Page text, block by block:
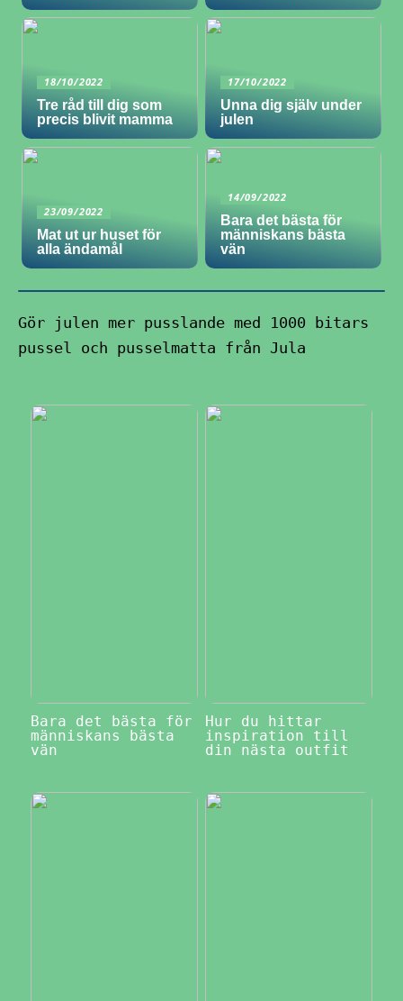
18/10/2022
Tre råd till dig som
precis blivit mamma
17/10/2022
Unna dig själv under
julen
23/09/2022
Mat ut ur huset för
alla ändamål
14/09/2022
Bara det bästa för
människans bästa
vän
Gör julen mer pusslande med 1000 bitars
pussel och pusselmatta från Jula
Bara det bästa för
människans bästa
vän
Hur du hittar
inspiration till
din nästa outfit